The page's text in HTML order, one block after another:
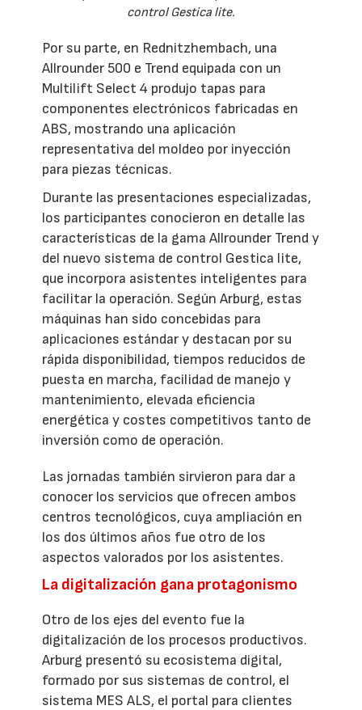
control Gestica lite.
Por su parte, en Rednitzhembach, una
Allrounder 500 e Trend equipada con un
Multilift Select 4 produjo tapas para
componentes electrónicos fabricadas en
ABS, mostrando una aplicación
representativa del moldeo por inyección
para piezas técnicas.
Durante las presentaciones especializadas,
los participantes conocieron en detalle las
características de la gama Allrounder Trend y
del nuevo sistema de control Gestica lite,
que incorpora asistentes inteligentes para
facilitar la operación. Según Arburg, estas
máquinas han sido concebidas para
aplicaciones estándar y destacan por su
rápida disponibilidad, tiempos reducidos de
puesta en marcha, facilidad de manejo y
mantenimiento, elevada eficiencia
energética y costes competitivos tanto de
inversión como de operación.
Las jornadas también sirvieron para dar a
conocer los servicios que ofrecen ambos
centros tecnológicos, cuya ampliación en
los dos últimos años fue otro de los
aspectos valorados por los asistentes.
La digitalización gana protagonismo
Otro de los ejes del evento fue la
digitalización de los procesos productivos.
Arburg presentó su ecosistema digital,
formado por sus sistemas de control, el
sistema MES ALS, el portal para clientes